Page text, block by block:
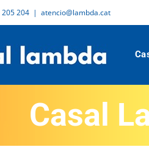
204 | atencio@lambda.cat
Casal